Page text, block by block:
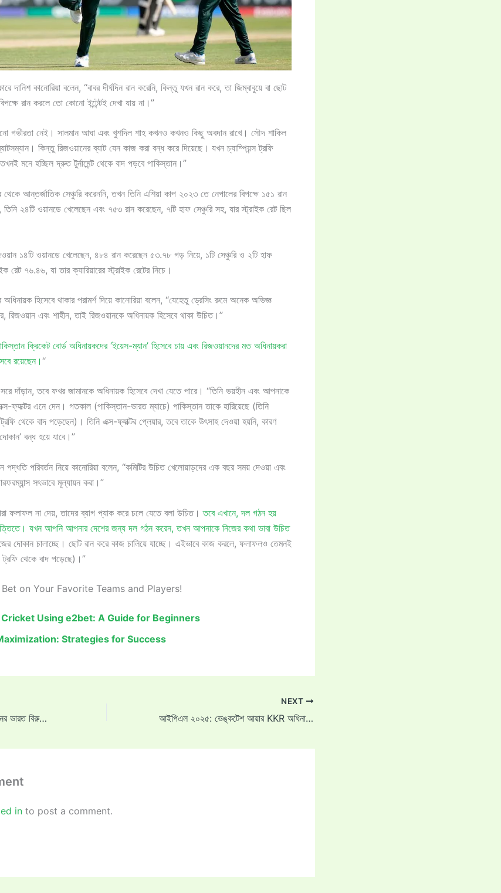
দানিশ কানোরিয়া বলেন, “বাবর দীর্ঘদিন রান করেনি, কিন্তু যখন রান করে, তা জিম্বাবুয়ে বা ছোট
রান করলে তো কোনো ইন্টেন্টই দেখা যায় না।”
গভীরতা নেই। সালমান আঘা এবং খুশদিল শাহ কখনও কখনও কিছু অবদান রাখে। সৌদ শাকিল
কিন্তু রিজওয়ানের ব্যাট যেন কাজ করা বন্ধ করে দিয়েছে। যখন চ্যাম্পিয়ন্স ট্রফি
মনে হচ্ছিল দ্রুত টুর্নামেন্ট থেকে বাদ পড়বে পাকিস্তান।”
আন্তর্জাতিক সেঞ্চুরি করেননি, তখন তিনি এশিয়া কাপ ২০২৩ তে নেপালের বিপক্ষে ১৫১ রান
২৪টি ওয়ানডে খেলেছেন এবং ৭৫৩ রান করেছেন, ৭টি হাফ সেঞ্চুরি সহ, যার স্ট্রাইক রেট ছিল
১৪টি ওয়ানডে খেলেছেন, ৪৮৪ রান করেছেন ৫৩.৭৮ গড় নিয়ে, ১টি সেঞ্চুরি ও ২টি হাফ
রেট ৭৬.৪৬, যা তার ক্যারিয়ারের স্ট্রাইক রেটের নিচে।
হিসেবে থাকার পরামর্শ দিয়ে কানোরিয়া বলেন, “যেহেতু ড্রেসিং রুমে অনেক অভিজ্ঞ
রিজওয়ান এবং শাহীন, তাই রিজওয়ানকে অধিনায়ক হিসেবে থাকা উচিত।”
ক্রিকেট বোর্ড অধিনায়কদের ‘ইয়েস-ম্যান’ হিসেবে চায় এবং রিজওয়ানদের মত অধিনায়করা
রয়েছেন।“
দাঁড়ান, তবে ফখর জামানকে অধিনায়ক হিসেবে দেখা যেতে পারে। “তিনি ভয়হীন এবং আপনাকে
ফ্যাক্টর এনে দেন। গতকাল (পাকিস্তান-ভারত ম্যাচে) পাকিস্তান তাকে হারিয়েছে (তিনি
ট্রফি থেকে বাদ পড়েছেন)। তিনি এক্স-ফ্যাক্টর প্লেয়ার, তবে তাকে উৎসাহ দেওয়া হয়নি, কারণ
বন্ধ হয়ে যাবে।”
পদ্ধতি পরিবর্তন নিয়ে কানোরিয়া বলেন, “কমিটির উচিত খেলোয়াড়দের এক বছর সময় দেওয়া এবং
সৎভাবে মূল্যায়ন করা।”
ফলাফল না দেয়, তাদের ব্যাগ প্যাক করে চলে যেতে বলা উচিত।তবে এখানে, দল গঠন হয়
যখন আপনি আপনার দেশের জন্য দল গঠন করেন, তখন আপনাকে নিজের কথা ভাবা উচিত
দোকান চালাচ্ছে। ছোট রান করে কাজ চালিয়ে যাচ্ছে। এইভাবে কাজ করলে, ফলাফলও তেমনই
ট্রফি থেকে বাদ পড়েছে)।”
on Your Favorite Teams and Players!
Using e2bet: A Guide for Beginners
Strategies for Success
“এমনকি বানরও না….”: পাকিস্তানের ভারত বিরুদ্ধে চ্যাম্পিয়ন্স ট্রফিতে আচরণ নিয়ে ওয়াসিম আকরাম তীব্র সমালোচনা করেছেন
NEXT
আইপিএল ২০২৫: ভেঙ্কটেশ আয়ার KKR অধিনায়কত্বের জন্য প্রস্তুত, যদি সুযোগ পাওয়া যায়
in to post a comment.